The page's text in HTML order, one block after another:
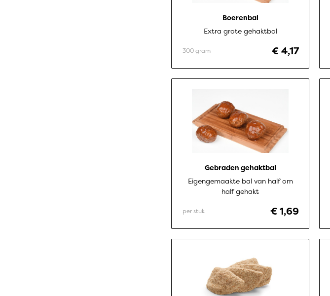
Boerenbal
Extra grote gehaktbal
€ 4,17
300 gram
Gebraden gehaktbal
Eigengemaakte bal van half om
half gehakt
€ 1,69
per stuk